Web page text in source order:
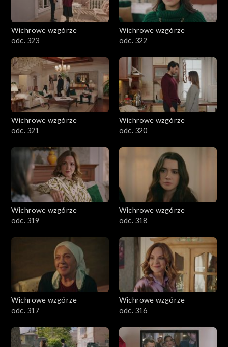
Wichrowe wzgórze
odc. 323
Wichrowe wzgórze
odc. 322
Wichrowe wzgórze
odc. 321
Wichrowe wzgórze
odc. 320
Wichrowe wzgórze
odc. 319
Wichrowe wzgórze
odc. 318
Wichrowe wzgórze
odc. 317
Wichrowe wzgórze
odc. 316